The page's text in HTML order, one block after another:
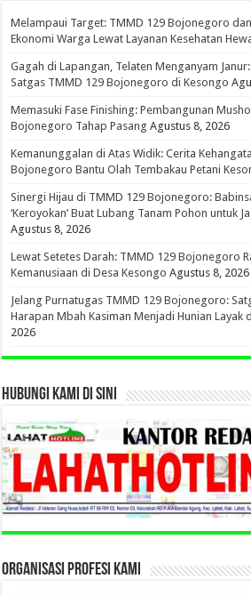
Melampaui Target: TMMD 129 Bojonegoro
Ekonomi Warga Lewat Layanan Kesehatan
Gagah di Lapangan, Telaten Menganyam
Satgas TMMD 129 Bojonegoro di Kesongo
Memasuki Fase Finishing: Pembangunan
Bojonegoro Tahap Pasang Agustus 8, 2026
Kemanunggalan di Atas Widik: Cerita
Bojonegoro Bantu Olah Tembakau Petani
Sinergi Hijau di TMMD 129 Bojonegoro:
‘Keroyokan’ Buat Lubang Tanam Pohon untuk
Agustus 8, 2026
Lewat Setetes Darah: TMMD 129 Bojonegoro
Kemanusiaan di Desa Kesongo Agustus 8, 2026
Jelang Purnatugas TMMD 129 Bojonegoro:
Harapan Mbah Kasiman Menjadi Hunian Layak
2026
HUBUNGI KAMI DI SINI
ORGANISASI PROFESI KAMI